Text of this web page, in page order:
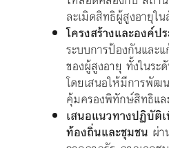
ละเมิดสิทธิผู้สูงอายุใ
โครงสร้างและองค์ป
ระบบการป้องกันและ
ของผู้สูงอายุ ทั้งในระ
โดยเสนอให้มีการพัฒ
คุ้มครองพิทักษ์สิทธิแล
เสนอแนวทางปฏิบัติ
ท้องถิ่นและชุมชน ผ่